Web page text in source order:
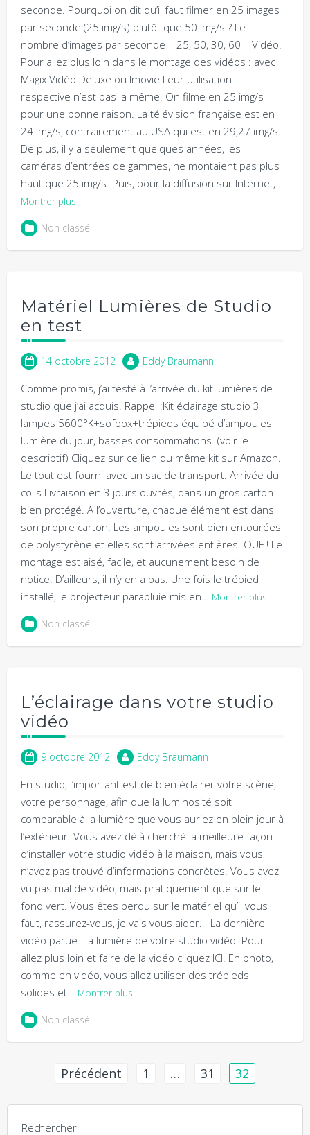
seconde. Pourquoi on dit qu’il faut filmer en 25 images
par seconde (25 img/s) plutôt que 50 img/s ? Le
nombre d’images par seconde – 25, 50, 30, 60 – Vidéo.
Pour allez plus loin dans le montage des vidéos : avec
Magix Vidéo Deluxe ou Imovie Leur utilisation
respective n’est pas la même. On filme en 25 img/s
pour une bonne raison. La télévision française est en
24 img/s, contrairement au USA qui est en 29,27 img/s.
De plus, il y a seulement quelques années, les
caméras d’entrées de gammes, ne montaient pas plus
haut que 25 img/s. Puis, pour la diffusion sur Internet,…
Montrer plus
Non classé
Matériel Lumières de Studio
en test
14 octobre 2012 Eddy Braumann
Comme promis, j’ai testé à l’arrivée du kit lumières de
studio que j’ai acquis. Rappel :Kit éclairage studio 3
lampes 5600°K+sofbox+trépieds équipé d’ampoules
lumière du jour, basses consommations. (voir le
descriptif) Cliquez sur ce lien du même kit sur Amazon.
Le tout est fourni avec un sac de transport. Arrivée du
colis Livraison en 3 jours ouvrés, dans un gros carton
bien protégé. A l’ouverture, chaque élément est dans
son propre carton. Les ampoules sont bien entourées
de polystyrène et elles sont arrivées entières. OUF ! Le
montage est aisé, facile, et aucunement besoin de
notice. D’ailleurs, il n’y en a pas. Une fois le trépied
installé, le projecteur parapluie mis en… Montrer plus
Non classé
L’éclairage dans votre studio
vidéo
9 octobre 2012 Eddy Braumann
En studio, l’important est de bien éclairer votre scène,
votre personnage, afin que la luminosité soit
comparable à la lumière que vous auriez en plein jour à
l’extérieur. Vous avez déjà cherché la meilleure façon
d’installer votre studio vidéo à la maison, mais vous
n’avez pas trouvé d’informations concrètes. Vous avez
vu pas mal de vidéo, mais pratiquement que sur le
fond vert. Vous êtes perdu sur le matériel qu’il vous
faut, rassurez-vous, je vais vous aider. La dernière
vidéo parue. La lumière de votre studio vidéo. Pour
allez plus loin et faire de la vidéo cliquez ICI. En photo,
comme en vidéo, vous allez utiliser des trépieds
solides et… Montrer plus
Non classé
Pagination
publications
Précédent 1 … 31 32
Rechercher